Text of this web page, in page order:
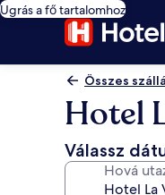
Ugrás a fő tartalomhoz
Összes
Hotel
Válassz
Hová